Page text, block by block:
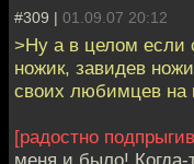
#309 | 01.09.07 20:12
>Ну а в целом если
ножик, завидев
своих любимцев на
[радостно
меня и было! Когда-